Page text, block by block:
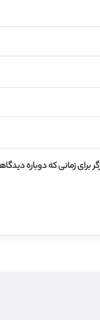
برای زمانی که دوباره